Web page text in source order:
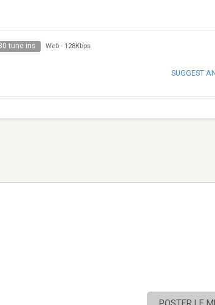
tune ins Web - 128Kbps
SUGGEST